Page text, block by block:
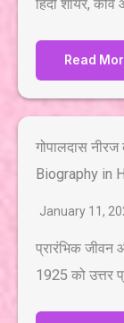
हिंदी शायर,
Read
गोपालदास
Biography in
January 11,
प्रारंभिक जीवन
1925 को उत्तर